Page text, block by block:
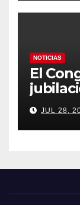
NOTICIAS
El
sector
JUL 28,